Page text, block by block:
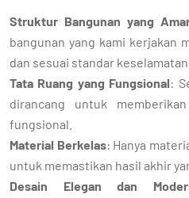
Struktur Bangunan yang
bangunan yang kami kerjakan
dan sesuai standar keselamatan.
Tata Ruang yang Fungsional:
dirancang untuk
fungsional.
Material Berkelas: Hanya
untuk memastikan hasil akhir
Desain Elegan dan